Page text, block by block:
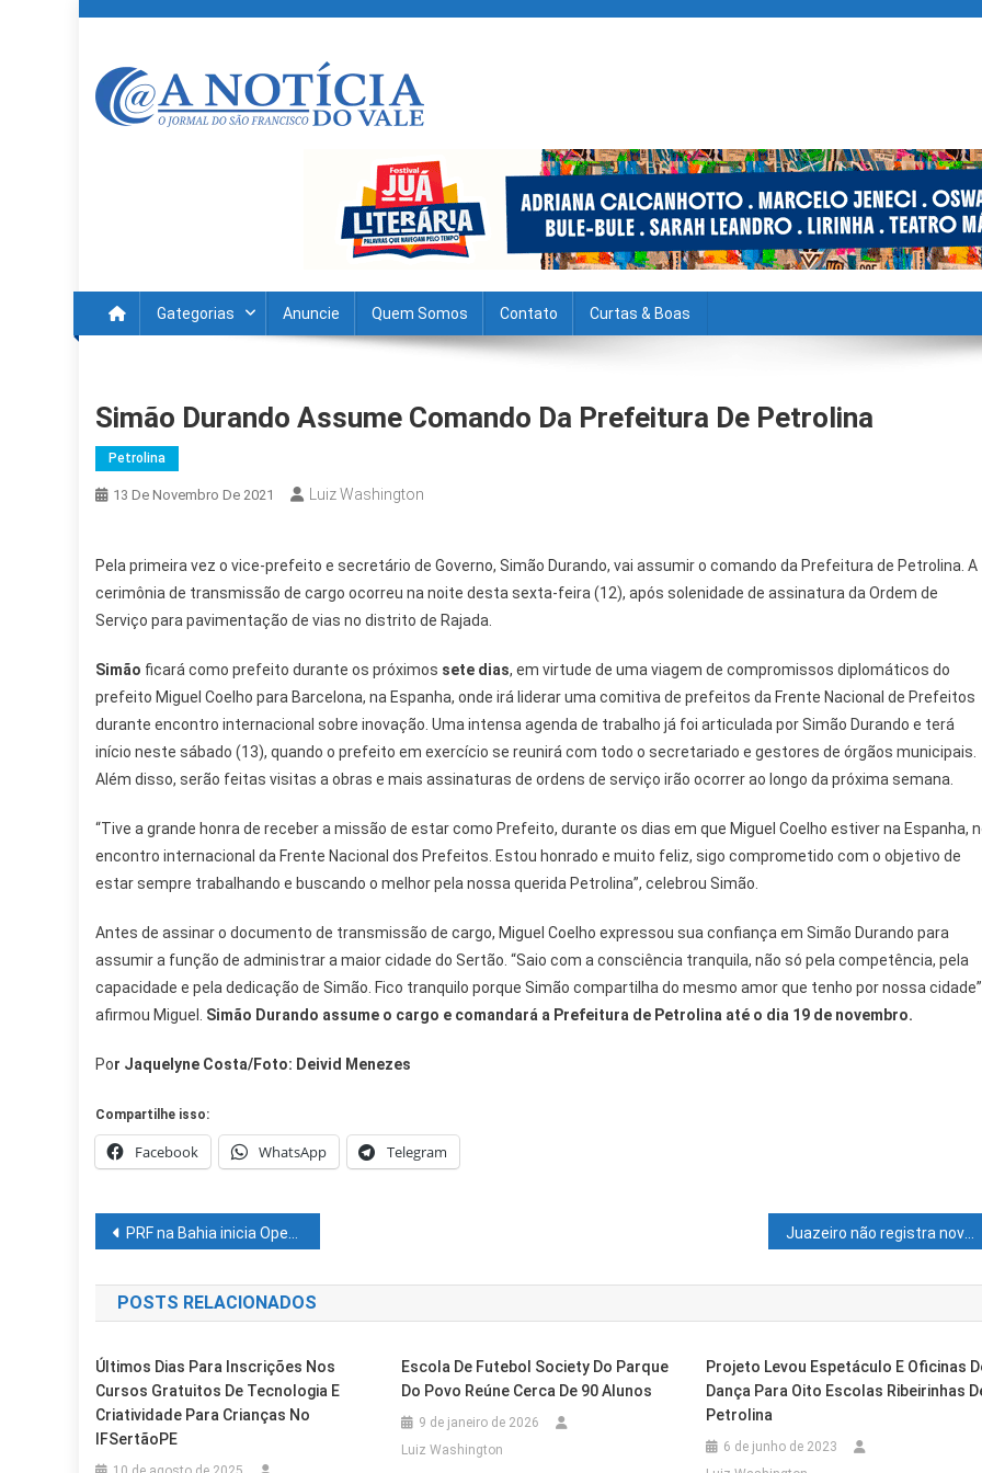
content
Gategorias Anuncie Quem Somos Contato Curtas & Boas
Simão Durando Assume Comando Da Prefeitura De Petrolina
Petrolina
13 De Novembro De 2021 Luiz Washington
Pela primeira vez o vice-prefeito e secretário de Governo, Simão Durando, vai assumir o comando da Prefeitura de Petrolina. A
cerimônia de transmissão de cargo ocorreu na noite desta sexta-feira (12), após solenidade de assinatura da Ordem de
Serviço para pavimentação de vias no distrito de Rajada.
Simão ficará como prefeito durante os próximos sete dias, em virtude de uma viagem de compromissos diplomáticos do
prefeito Miguel Coelho para Barcelona, na Espanha, onde irá liderar uma comitiva de prefeitos da Frente Nacional de Prefeitos
durante encontro internacional sobre inovação. Uma intensa agenda de trabalho já foi articulada por Simão Durando e terá
início neste sábado (13), quando o prefeito em exercício se reunirá com todo o secretariado e gestores de órgãos municipais.
Além disso, serão feitas visitas a obras e mais assinaturas de ordens de serviço irão ocorrer ao longo da próxima semana.
“Tive a grande honra de receber a missão de estar como Prefeito, durante os dias em que Miguel Coelho estiver na Espanha,
encontro internacional da Frente Nacional dos Prefeitos. Estou honrado e muito feliz, sigo comprometido com o objetivo de
estar sempre trabalhando e buscando o melhor pela nossa querida Petrolina”, celebrou Simão.
Antes de assinar o documento de transmissão de cargo, Miguel Coelho expressou sua confiança em Simão Durando para
assumir a função de administrar a maior cidade do Sertão. “Saio com a consciência tranquila, não só pela competência, pela
capacidade e pela dedicação de Simão. Fico tranquilo porque Simão compartilha do mesmo amor que tenho por nossa
afirmou Miguel. Simão Durando assume o cargo e comandará a Prefeitura de Petrolina até o dia 19 de novembro.
Por Jaquelyne Costa/Foto: Deivid Menezes
Compartilhe isso:
Facebook WhatsApp Telegram
Navegação
de
Post
PRF na Bahia inicia Operação Proclamação da República 2021
POSTS RELACIONADOS
Últimos Dias Para Inscrições Nos
Cursos Gratuitos De Tecnologia E
Criatividade Para Crianças No
IFSertãoPE
Escola De Futebol Society Do Parque
Do Povo Reúne Cerca De 90 Alunos
9 de janeiro de 2026
Luiz Washington
Projeto Levou Espetáculo E Oficinas
Dança Para Oito Escolas Ribeirinhas
Petrolina
6 de junho de 2023